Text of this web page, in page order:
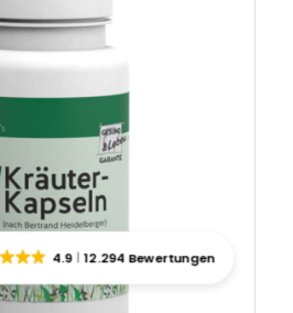
4.9 12.294 Bewertungen